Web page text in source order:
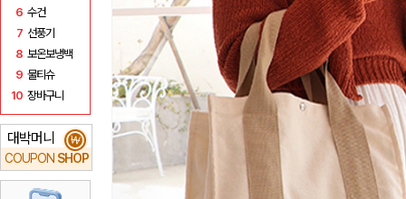
6 수건
7 선풍기
8 보온보냉백
9 물티슈
10 장바구니
대박머니
COUPON SHOP
₩